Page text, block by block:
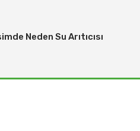
Neden Su Arıtıcısı